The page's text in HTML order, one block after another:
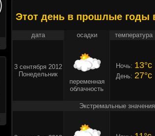
Этот день в прошлые годы
дата осадки температура
3 сентября 2012
Понедельник
переменная
облачность
Ночь: 13°c
День: 27°c
Экстремальные